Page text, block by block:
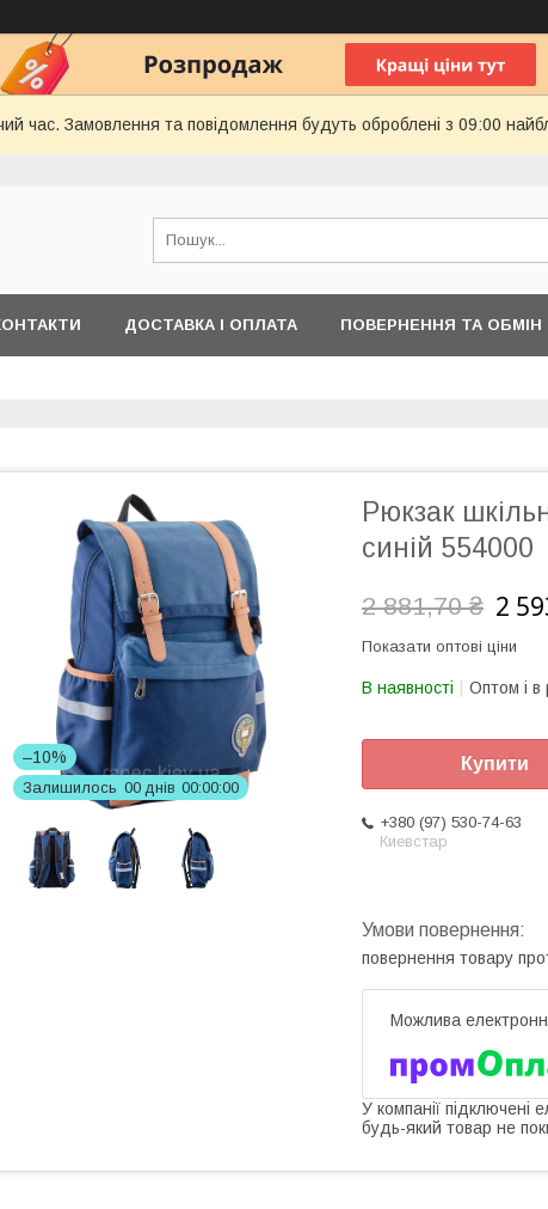
час. Замовлення та повідомлення будуть оброблені з 09:00
ДОСТАВКА І ОПЛАТА ПОВЕРНЕННЯ ТА ОБМІН
–10%
Залишилось 00 днів 00 00 00
Рюкзак
синій 554000
2 881,70 ₴ 2
Показати оптові ціни
В наявності Оптом і в
Купити
+380 (97) 530-74-63
Киевстар
повернення товару
У компанії підключені
будь-який товар не